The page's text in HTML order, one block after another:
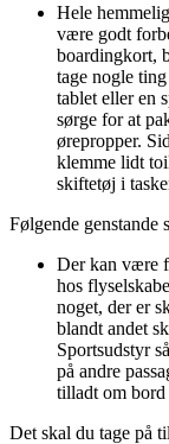
Hele
være godt
boardingkort,
tage nogle
tablet eller en
sørge for at
ørepropper.
klemme lidt
skiftetøj i
Følgende genstande
Der kan være
hos
noget, der er
blandt andet
Sportsudstyr
på andre
tilladt om
Det skal du tage på